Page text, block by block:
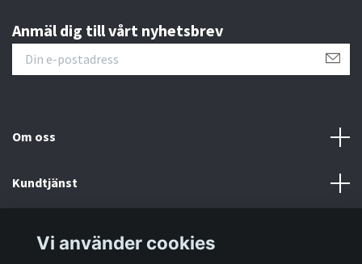
Anmäl dig till vårt nyhetsbrev
Om oss
Kundtjänst
Vi använder cookies